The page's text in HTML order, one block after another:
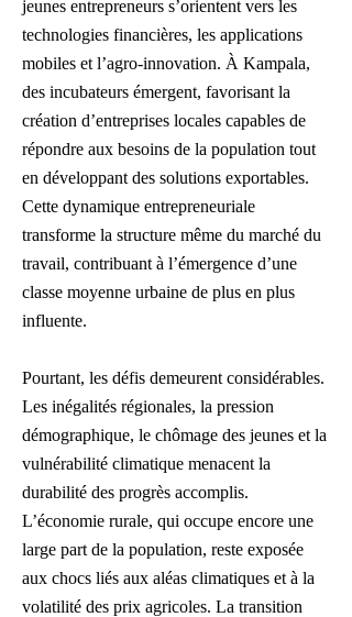
jeunes entrepreneurs s’orientent vers les
technologies financières, les applications
mobiles et l’agro-innovation. À Kampala,
des incubateurs émergent, favorisant la
création d’entreprises locales capables de
répondre aux besoins de la population tout
en développant des solutions exportables.
Cette dynamique entrepreneuriale
transforme la structure même du marché du
travail, contribuant à l’émergence d’une
classe moyenne urbaine de plus en plus
influente.
Pourtant, les défis demeurent considérables.
Les inégalités régionales, la pression
démographique, le chômage des jeunes et la
vulnérabilité climatique menacent la
durabilité des progrès accomplis.
L’économie rurale, qui occupe encore une
large part de la population, reste exposée
aux chocs liés aux aléas climatiques et à la
volatilité des prix agricoles. La transition